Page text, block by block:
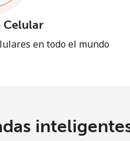
Celular
en todo el mundo